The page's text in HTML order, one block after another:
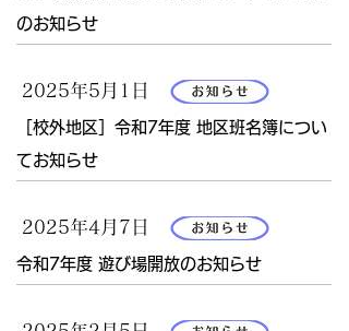
のお知らせ
2025年5月1日
［校外地区］令和7年度 地区班名簿につい
てお知らせ
2025年4月7日
令和7年度 遊び場開放のお知らせ